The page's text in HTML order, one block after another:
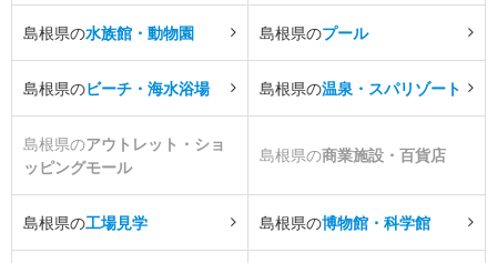
島根県の水族館・動物園 島根県のプール
島根県のビーチ・海水浴場 島根県の温泉・スパリゾート
島根県のアウトレット・ショ
ッピングモール
島根県の商業施設・百貨店
島根県の工場見学 島根県の博物館・科学館